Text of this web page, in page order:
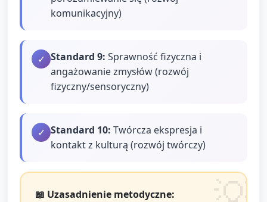
komunikacyjny)
✓ Standard 9: Sprawność fizyczna i
angażowanie zmysłów (rozwój
fizyczny/sensoryczny)
✓ Standard 10: Twórcza ekspresja i
kontakt z kulturą (rozwój twórczy)
📖 Uzasadnienie metodyczne: